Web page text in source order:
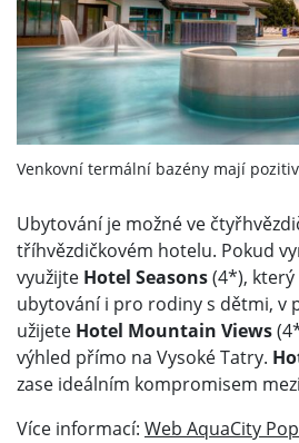
Venkovní termální bazény mají
Ubytování je možné ve
tříhvězdičkovém hotelu. Pokud
využijte Hotel Seasons(4*),
ubytování i pro rodiny s dětmi, v
užijete Hotel Mountain Views
výhled přímo na Vysoké Tatry.
zase ideálním kompromisem
Více informací: Web AquaCity